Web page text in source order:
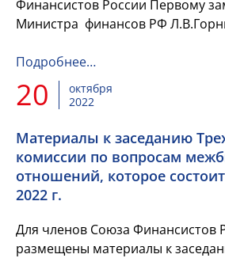
Финансистов России Первому
Министра финансов РФ
Администрации, ...
Подробнее…
20
октября
2022
Материалы к заседанию
комиссии по вопросам
отношений, которое
2022 г.
Для членов Союза Финансистов
размещены материалы к